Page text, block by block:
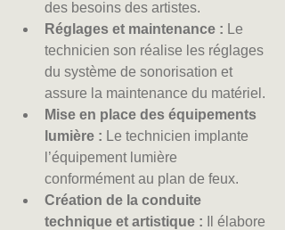
des besoins des artistes.
Réglages et maintenance : Le
technicien son réalise les réglages
du système de sonorisation et
assure la maintenance du matériel.
Mise en place des équipements
lumière : Le technicien implante
l’équipement lumière
conformément au plan de feux.
Création de la conduite
technique et artistique : Il élabore